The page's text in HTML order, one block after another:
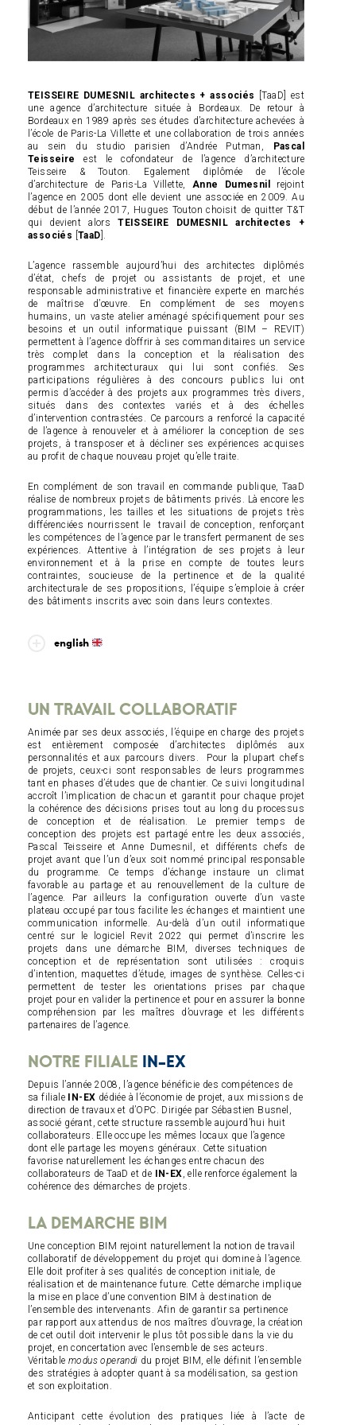
TEISSEIRE DUMESNIL architectes + associés
[TaaD] est
une agence d’architecture située à Bordeaux. De retour à
Bordeaux en 1989 après ses études d’architecture achevées à
l’école de Paris-La Villette et une collaboration de trois années
au sein du studio parisien d’Andrée Putman,
Pascal
Teisseire
est le cofondateur de l’agence d’architecture
Teisseire & Touton. Egalement diplômée de l’école
d’architecture de Paris-La Villette, Anne Dumesnil
rejoint
l’agence en 2005 dont elle devient une associée en 2009.Au
début de l’année 2017, Hugues Touton choisit de quitter T&T
qui devient alorsTEISSEIRE DUMESNIL architectes +
associés [TaaD ].
L’agence rassemble aujourd’hui des architectes diplômés
d’état, chefs de projet ou assistants de projet, et une
responsable administrative et financière experte en marchés
de maîtrise d’œuvre. En complément de ses moyens
humains, un vaste atelier aménagé spécifiquement pour ses
besoins et un outil informatique puissant (BIM – REVIT)
permettent à l’agence d’offrir à ses commanditaires un service
très complet dans la conception et la réalisation des
programmes architecturaux qui lui sont confiés. Ses
participations régulières à des concours publics lui ont
permis d’accéder à des projets aux programmes très divers,
situés dans des contextes variés et à des échelles
d’intervention contrastées. Ce parcours a renforcé la capacité
de l’agence à renouveler et à améliorer la conception de ses
projets, à transposer et à décliner ses expériences acquises
au profit de chaque nouveau projet qu’elle traite.
En complément de son travail en commande publique, TaaD
réalise de nombreux projets de bâtiments privés. Là encore les
programmations, les tailles et les situations de projets très
différenciées nourrissent le
travail de conception, renforçant
les compétences de l’agence par le transfert permanent de ses
expériences.Attentive à l’intégration de ses projets à leur
environnement et à la prise en compte de toutes leurs
contraintes, soucieuse de la pertinence et de la qualité
architecturale de ses propositions, l’équipe s’emploie à créer
des bâtiments inscrits avec soin dans leurs contextes.
english
UN TRAVAIL COLLABORATIF
Animée par ses deux associés, l’équipe en charge des projets
est entièrement composée d’architectes diplômés aux
personnalités et aux parcours divers. Pour la plupart chefs
de projets, ceux-ci sont responsables de leurs programmes
tant en phases d’études que de chantier. Ce suivi longitudinal
accroît l’implication de chacun et garantit pour chaque projet
la cohérence des décisions prises tout au long du processus
de conception et de réalisation. Le premier temps de
conception des projets est partagé entre les deux associés,
Pascal Teisseire et Anne Dumesnil, et différents chefs de
projet avant que l’un d’eux soit nommé principal responsable
du programme. Ce temps d’échange instaure un climat
favorable au partage et au renouvellement de la culture de
l’agence. Par ailleurs la configuration ouverte d’un vaste
plateau occupé par tous facilite les échanges et maintient une
communication informelle. Au-delà d’un outil informatique
centré sur le logiciel Revit 2022 qui permet d’inscrire les
projets dans une démarche BIM, diverses techniques de
conception et de représentation sont utilisées : croquis
d’intention, maquettes d’étude, images de synthèse. Celles-ci
permettent de tester les orientations prises par chaque
projet pour en valider la pertinence et pour en assurer la bonne
compréhension par les maîtres d’ouvrage et les différents
partenaires de l’agence.
NOTRE FILIALE IN-EX
Depuis l’année 2008, l’agence bénéficie des compétences de
sa filiale
IN-EX dédiée à l’économie de projet, aux missions de
direction de travaux et d’OPC. Dirigée par Sébastien Busnel,
associé gérant, cette structure rassemble aujourd’hui huit
collaborateurs. Elle occupe les mêmes locaux que l’agence
dont elle partage les moyens généraux. Cette situation
favorise naturellement les échanges entre chacun des
collaborateurs de TaaD et de
IN-EX, elle renforce également la
cohérence des démarches de projets.
LA DEMARCHE BIM
Une conception BIM rejoint naturellement la notion de travail
collaboratif de développement du projet qui domine à l’agence.
Elle doit profiter à ses qualités de conception initiale, de
réalisation et de maintenance future. Cette démarche implique
la mise en place d’une convention BIM à destination de
l’ensemble des intervenants. Afin de garantir sa pertinence
par rapport aux attendus de nos maîtres d’ouvrage, la création
de cet outil doit intervenir le plus tôt possible dans la vie du
projet, en concertation avec l’ensemble de ses acteurs.
Véritablemodus operandi du projet BIM, elle définit l’ensemble
des stratégies à adopter quant à sa modélisation, sa gestion
et son exploitation.
Anticipant cette évolution des pratiques liée à l’acte de